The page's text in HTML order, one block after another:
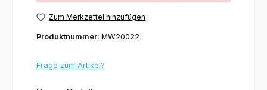
Zum Merkzettel hinzufügen
Produktnummer: MW20022
Frage zum Artikel?